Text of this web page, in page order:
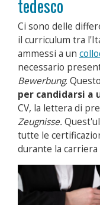
tedesco
Ci sono delle
il curriculum tra
ammessi a un
necessario
Bewerbung.
per candidarsi a
CV, la lettera di
Zeugnisse.
tutte le
durante la